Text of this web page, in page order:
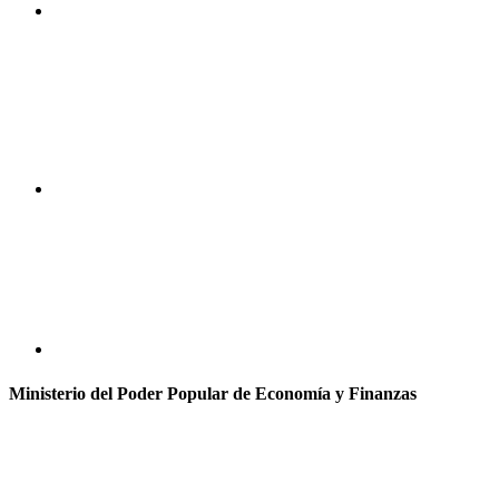
Ministerio del Poder Popular de Economía y Finanzas